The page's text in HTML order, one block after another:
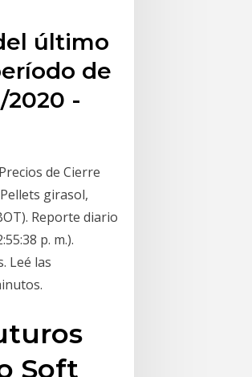
último
de
2020 -
de Cierre
girasol,
Reporte diario
p. m.).
Leé las
Soft